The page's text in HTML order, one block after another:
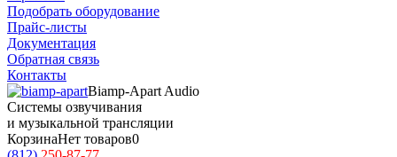
Подобрать оборудование
Прайс-листы
Документация
Обратная связь
Контакты
Biamp-Apart Audio
Системы озвучивания
и музыкальной трансляции
КорзинаНет товаров0